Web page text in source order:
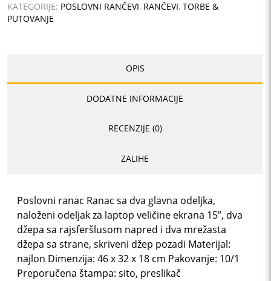
KATEGORIJE: POSLOVNI RANČEVI, RANČEVI, TORBE &
PUTOVANJE
OPIS
DODATNE INFORMACIJE
RECENZIJE (0)
ZALIHE
Poslovni ranac Ranac sa dva glavna odeljka,
naloženi odeljak za laptop veličine ekrana 15”, dva
džepa sa rajsferšlusom napred i dva mrežasta
džepa sa strane, skriveni džep pozadi Materijal:
najlon Dimenzija: 46 x 32 x 18 cm Pakovanje: 10/1
Preporučena štampa: sito, preslikač